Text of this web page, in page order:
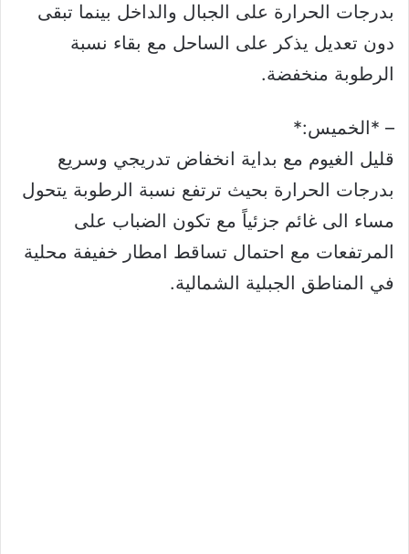
بدرجات الحرارة على الجبال والداخل بينما تبقى
دون تعديل يذكر على الساحل مع بقاء نسبة
الرطوبة منخفضة.
– *الخميس:*
قليل الغيوم مع بداية انخفاض تدريجي وسريع
بدرجات الحرارة بحيث ترتفع نسبة الرطوبة يتحول
مساء الى غائم جزئياً مع تكون الضباب على
المرتفعات مع احتمال تساقط امطار خفيفة محلية
في المناطق الجبلية الشمالية.